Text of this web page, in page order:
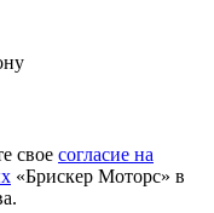
свое согласие на
«Брискер Моторс» в